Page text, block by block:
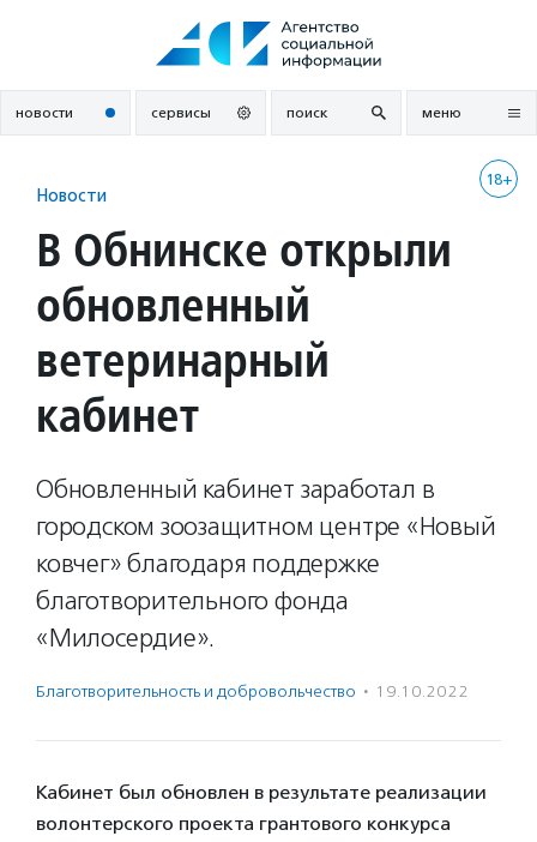
новости сервисы поиск меню
18+
Новости
В Обнинске открыли
обновленный
ветеринарный
кабинет
Обновленный кабинет заработал в
городском зоозащитном центре «Новый
ковчег» благодаря поддержке
благотворительного фонда
«Милосердие».
Благотвори­тель­ность и доброволь­чест­во · 19.10.2022
Кабинет был обновлен в результате реализации
волонтерского проекта грантового конкурса